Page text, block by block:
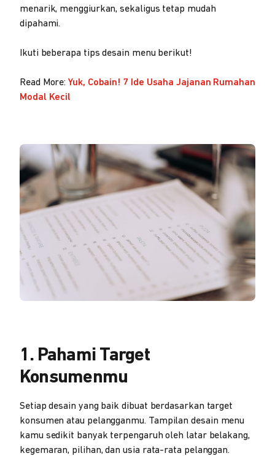
menarik, menggiurkan, sekaligus tetap mudah
dipahami.
Ikuti beberapa tips desain menu berikut!
Read More: Yuk, Cobain! 7 Ide Usaha Jajanan Rumahan
Modal Kecil
1. Pahami Target
Konsumenmu
Setiap desain yang baik dibuat berdasarkan target
konsumen atau pelangganmu. Tampilan desain menu
kamu sedikit banyak terpengaruh oleh latar belakang,
kegemaran, pilihan, dan usia rata-rata pelanggan.